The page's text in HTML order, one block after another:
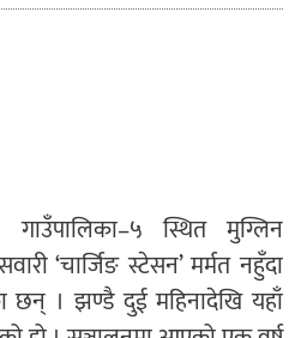
गाउँपालिका–५ स्थित मुग्लिन
‘चार्जिङ स्टेसन’ मर्मत नहुँदा
छन् । झण्डै दुई महिनादेखि यहाँ